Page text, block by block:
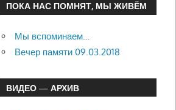
ПОКА НАС ПОМНЯТ, МЫ ЖИВЁМ
Мы вспоминаем…
Вечер памяти 09.03.2018
ВИДЕО — АРХИВ